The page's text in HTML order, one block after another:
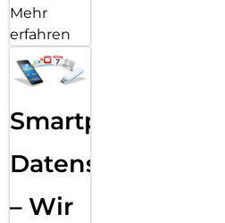
Mehr
erfahren
Smartphone
Datensicherung
– Wir